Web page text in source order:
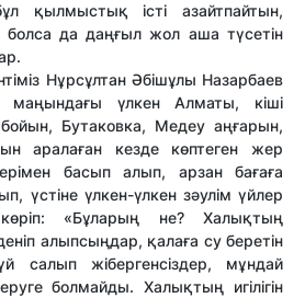
қылмыстық істі азайтпайтын,
болса да даңғыл жол аша түсетін
Нұрсұлтан Әбішұлы Назарбаев
үлкен Алматы, кіші
Бутаковка, Медеу аңғарын,
аралаған кезде көптеген жер
басып алып, арзан бағаға
үстіне үлкен-үлкен зәулім үйлер
«Бұларың не? Халықтың
алыпсыңдар, қалаға су беретін
салып жібергенсіздер, мұндай
болмайды. Халықтың игілігін